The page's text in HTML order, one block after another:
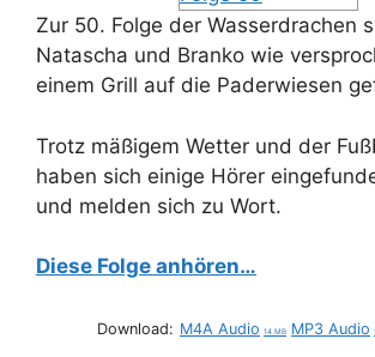
Zur 50. Folge der Wasserdrachen
Natascha und Branko wie
einem Grill auf die Paderwiesen
Trotz mäßigem Wetter und der
haben sich einige Hörer
und melden sich zu Wort.
Diese Folge anhören…
Download: M4A Audio 14 MB MP3 Audio